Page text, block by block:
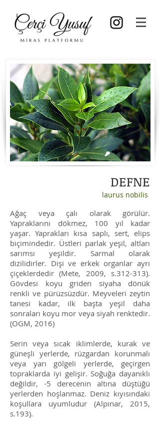
DEFNE
laurus nobilis
Ağaç veya çalı olarak görülür.
Yapraklarını dökmez, 100 yıl kadar
yaşar. Yaprakları kısa saplı, sert, elips
biçimindedir. Üstleri parlak yeşil, altları
sarımsı yeşildir. Sarmal olarak
dizilidirler. Dişi ve erkek organlar ayrı
çiçeklerdedir (Mete, 2009, s.312-313).
Gövdesi koyu griden siyaha dönük
renkli ve pürüzsüzdür. Meyveleri zeytin
tanesi kadar, ilk başta yeşil daha
sonraları koyu mor veya siyah renktedir.
(OGM, 2016)
Serin veya sıcak iklimlerde, kurak ve
güneşli yerlerde, rüzgardan korunmalı
veya yarı gölgeli yerlerde, geçirgen
topraklarda iyi gelişir. Soğuğa dayanıklı
değildir, -5 derecenin altına düştüğü
yerlerden hoşlanmaz. Deniz kıyısındaki
koşullara uyumludur (Alpınar, 2015,
s.193).